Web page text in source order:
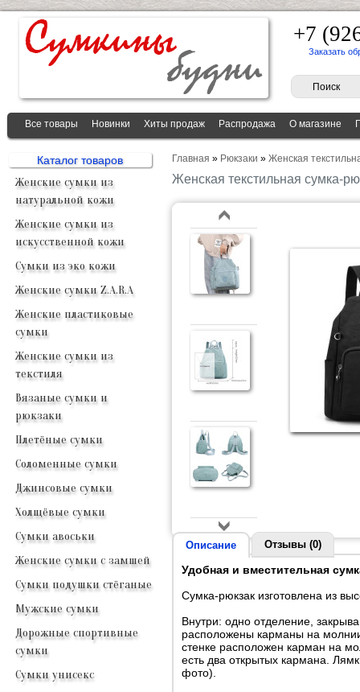
+7
Заказать
Все товары Новинки Хиты продаж Распродажа О магазине
Каталог товаров
Женские сумки из
натуральной кожи
Женские сумки из
искусственной кожи
Сумки из эко кожи
Женские сумки Z.A.R.A
Женские пластиковые
сумки
Женские сумки из
текстиля
Вязаные сумки и
рюкзаки
Плетёные сумки
Соломенные сумки
Джинсовые сумки
Холщёвые сумки
Сумки авоськи
Женские сумки с замшей
Сумки подушки стёганые
Мужские сумки
Дорожные спортивные
сумки
Сумки унисекс
Главная » Рюкзаки » Женская
Женская текстильная сумка-
Описание Отзывы (0)
Удобная и вместительная
Сумка-рюкзак изготовлена из
Внутри: одно отделение,
расположены карманы на
стенке расположен карман на
есть два открытых кармана.
фото).